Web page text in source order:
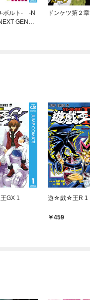
ボルト- -N
GENER
ドンケツ第２章
GX 1 遊☆戯☆王R 1
459